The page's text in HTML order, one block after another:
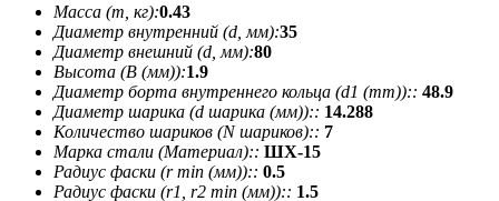
Масса (m, кг):0.43
Диаметр внутренний (d, мм):35
Диаметр внешний (d, мм):80
Высота (В (мм)):1.9
Диаметр борта внутреннего кольца (d1 (mm)):: 48.9
Диаметр шарика (d шарика (мм)):: 14.288
Количество шариков (N шариков):: 7
Марка стали (Материал):: ШХ-15
Радиус фаски (r min (мм)):: 0.5
Радиус фаски (r1, r2 min (мм)):: 1.5